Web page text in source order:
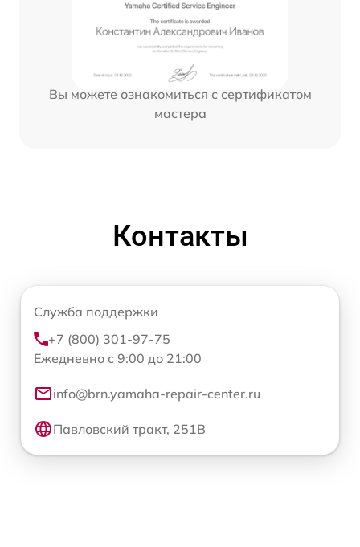
Вы можете ознакомиться с сертификатом
мастера
Контакты
Служба поддержки
+7 (800) 301-97-75
Ежедневно с 9:00 до 21:00
info@brn.yamaha-repair-center.ru
Павловский тракт, 251В